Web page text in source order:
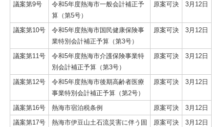
議案第9号
令和5年度熱海市一般会計補正予
算（第5号）
原案可決 3月12日
議案第10号
令和5年度熱海市国民健康保険事
業特別会計補正予算（第3号）
原案可決 3月12日
議案第11号
令和5年度熱海市介護保険事業特
別会計補正予算（第3号）
原案可決 3月12日
議案第12号
令和5年度熱海市後期高齢者医療
事業特別会計補正予算（第2号）
原案可決 3月12日
議案第16号 熱海市宿泊税条例 原案可決
3月12日
議案第17号
熱海市伊豆山土石流災害に伴う固
原案可決 3月12日